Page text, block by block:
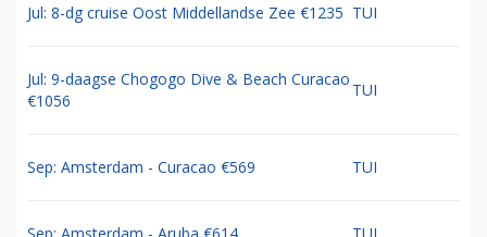
Jul: 8-dg cruise Oost Middellandse Zee €1235 TUI
Jul: 9-daagse Chogogo Dive & Beach Curacao
€1056
TUI
Sep: Amsterdam - Curacao €569 TUI